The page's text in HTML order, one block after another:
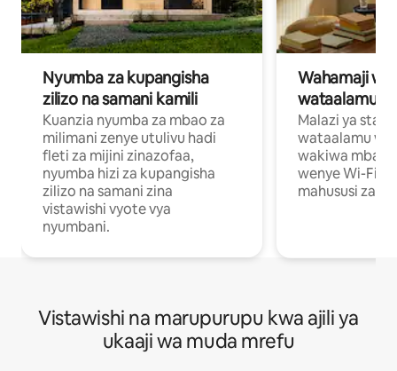
Nyumba za kupangisha
zilizo na samani kamili
Kuanzia nyumba za mbao za
milimani zenye utulivu hadi
fleti za mijini zinazofaa,
nyumba hizi za kupangisha
zilizo na samani zina
vistawishi vyote vya
nyumbani.
Wahamaji
wataalamu
Malazi ya
wataalamu
wakiwa mbali
wenye Wi-Fi
mahususi za
Vistawishi na marupurupu kwa ajili ya
ukaaji wa muda mrefu